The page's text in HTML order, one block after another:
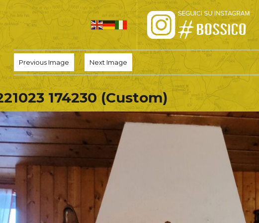
HOME
PRO LOCO
L’ALTOPIANO
EVENTI
PROMOZIONI
ASSOCIAZIONI
Previous Image Next Image
174230 (Custom)